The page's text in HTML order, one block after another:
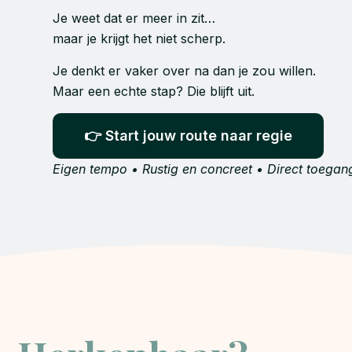
Je weet dat er meer in zit…
maar je krijgt het niet scherp.
Je denkt er vaker over na dan je zou willen.
Maar een echte stap? Die blijft uit.
👉 Start jouw route naar regie
Eigen tempo • Rustig en concreet • Direct